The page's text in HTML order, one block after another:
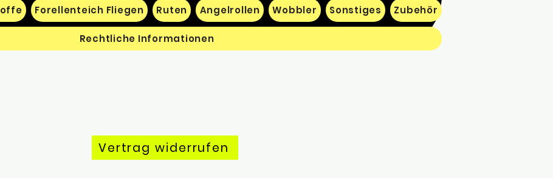
Forellenteich Fliegen Ruten Angelrollen Wobbler Sonstiges Zubehör
Rechtliche Informationen
Vertrag widerrufen